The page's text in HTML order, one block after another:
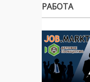
РАБОТА